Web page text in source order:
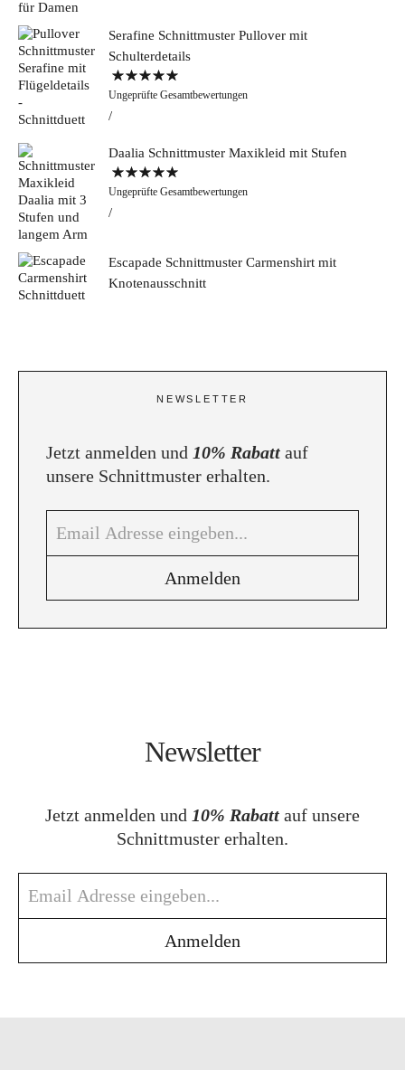
Serafine Schnittmuster Pullover mit
Schulterdetails
Bewertet mit
5.00von 5
Ungeprüfte Gesamtbewertungen
Daalia Schnittmuster Maxikleid mit Stufen
Bewertet mit
5.00von 5
Ungeprüfte Gesamtbewertungen
Escapade Schnittmuster Carmenshirt mit
Knotenausschnitt
NEWSLETTER
Jetzt anmelden und 10% Rabatt auf
unsere Schnittmuster erhalten.
Newsletter
Jetzt anmelden und 10% Rabatt auf unsere
Schnittmuster erhalten.